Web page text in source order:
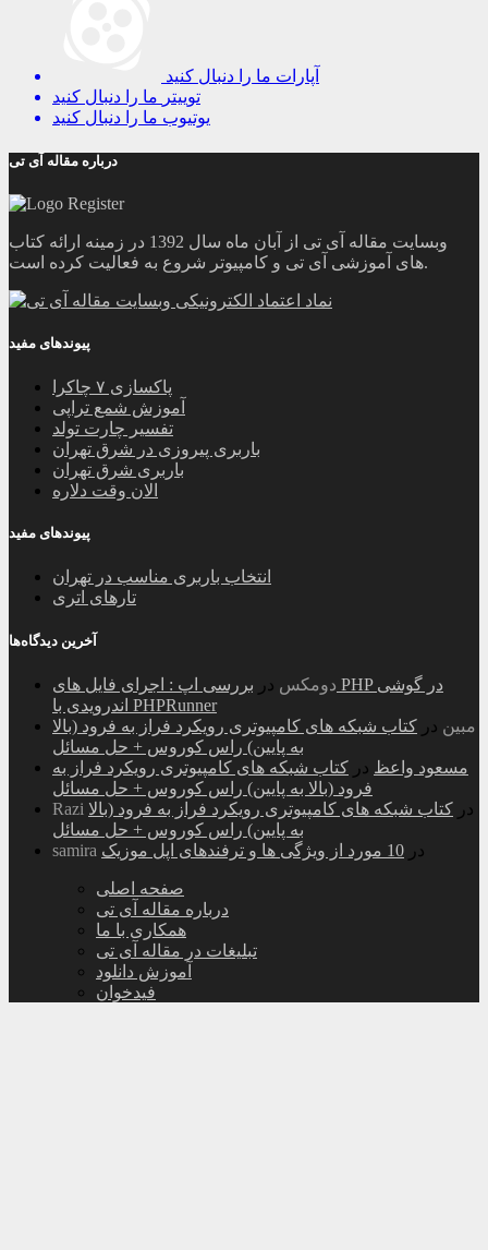
آپارات ما را دنبال کنید
توییتر ما را دنبال کنید
یوتیوب ما را دنبال کنید
درباره مقاله آی تی
وبسایت مقاله آی تی از آبان ماه سال 1392 در زمینه ارائه کتاب
های آموزشی آی تی و کامپیوتر شروع به فعالیت کرده است.
پیوندهای مفید
پاکسازی ۷ چاکرا
آموزش شمع تراپی
تفسیر چارت تولد
باربری پیروزی در شرق تهران
باربری شرق تهران
الان وقت دلاره
پیوندهای مفید
انتخاب باربری مناسب در تهران
تارهای اتری
آخرین دیدگاه‌ها
دومکس در بررسی اپ : اجرای فایل های PHP در گوشی
اندرویدی با PHPRunner
مبین در کتاب شبکه های کامپیوتری رویکرد فراز به فرود (بالا
به پایین) راس کوروس + حل مسائل
مسعود واعظ در کتاب شبکه های کامپیوتری رویکرد فراز به
فرود (بالا به پایین) راس کوروس + حل مسائل
Razi
در کتاب شبکه های کامپیوتری رویکرد فراز به فرود (بالا
به پایین) راس کوروس + حل مسائل
samira
در 10 مورد از ویژگی ها و ترفندهای اپل موزیک
صفحه اصلی
درباره مقاله آی تی
همکاری با ما
تبلیغات در مقاله آی تی
آموزش دانلود
فیدخوان